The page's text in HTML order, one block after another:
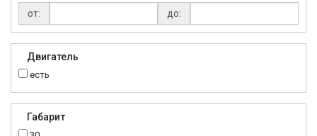
от:
до:
Двигатель
есть
Габарит